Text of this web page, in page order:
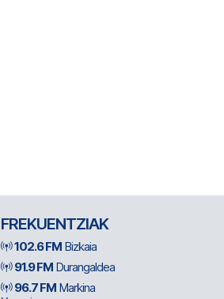
FREKUENTZIAK
102.6 FM Bizkaia
91.9 FM Durangaldea
96.7 FM Markina